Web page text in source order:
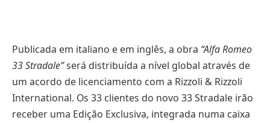
Publicada em italiano e em inglês, a obra “Alfa Romeo
33 Stradale”será distribuída a nível global através de
um acordo de licenciamento com a Rizzoli & Rizzoli
International. Os 33 clientes do novo 33 Stradale irão
receber uma Edição Exclusiva, integrada numa caixa